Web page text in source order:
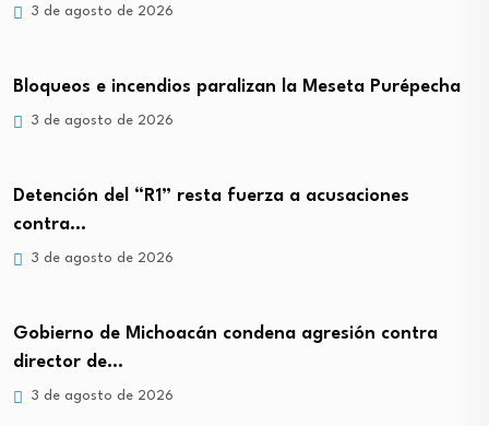
3 de agosto de 2026
Bloqueos e incendios paralizan la Meseta Purépecha
3 de agosto de 2026
Detención del “R1” resta fuerza a acusaciones
contra…
3 de agosto de 2026
Gobierno de Michoacán condena agresión contra
director de…
3 de agosto de 2026